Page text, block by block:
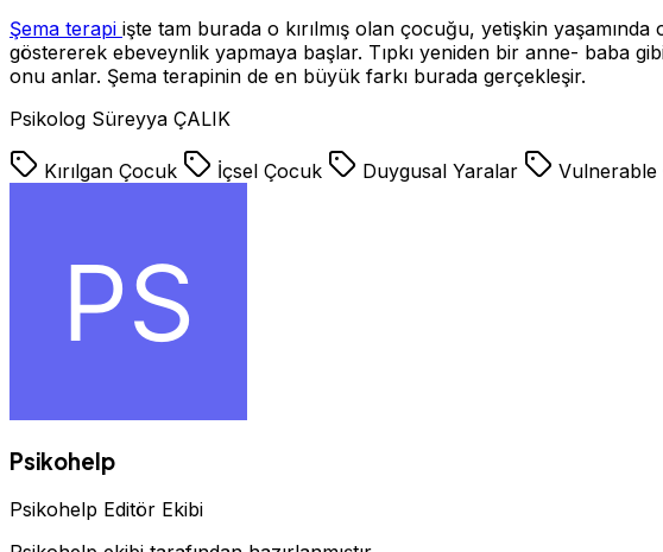
Şema terapi işte tam burada o kırılmış olan çocuğu, yetişkin yaşamında
göstererek ebeveynlik yapmaya başlar. Tıpkı yeniden bir anne- baba
onu anlar. Şema terapinin de en büyük farkı burada gerçekleşir.
Psikolog Süreyya ÇALIK
Kırılgan Çocuk İçsel Çocuk Duygusal Yaralar Vulnerable
Psikohelp
Psikohelp Editör Ekibi